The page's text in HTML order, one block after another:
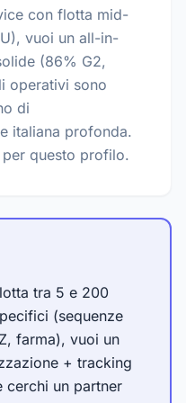
con flotta mid-
vuoi un all-in-
(86% G2,
operativi sono
di
italiana profonda.
questo profilo.
tra 5 e 200
(sequenze
farma), vuoi un
+ tracking
cerchi un partner